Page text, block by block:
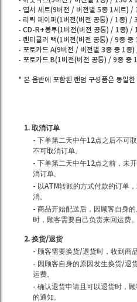
- 엽서 세트(9버전 / 버전별 5종 1세트)
- 리릭 페이퍼(1버전(버전 공통) / 1종) /
- CD-R+봉투(1버전(버전 공통) / 1종)
- 렌티큘러 택(1버전(버전 공통) / 9종
- 포토카드 A(9버전 / 버전별 3종 중 1
- 포토카드 B(1버전(버전 공통) / 9종 중
* 본 음반에 포함된 랜덤 구성품은 동일
1. 取消订单
- 下单第二天中午12点之后不可
不可取消订单。
- 下单第二天中午12点之前，未
消订单。
- 以ATM转账的方式付款的订单
消。
- 商品开始配送后，因顾客自身
时，顾客需要自己负责来回运费。
2. 换货/退货
- 顾客需要换货/退货时，收到商
- 因顾客自身的原因发生换货/退
运费。
- 确认退货申请且可以退货时，
的通知。